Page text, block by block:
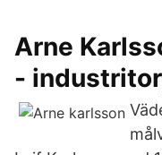
Arne
-